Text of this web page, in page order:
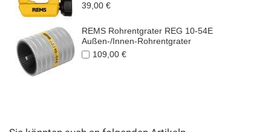
39,00 €
REMS Rohrentgrater REG 10-54E
Außen-/Innen-Rohrentgrater
109,00 €